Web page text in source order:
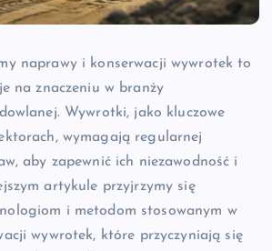
naprawy i konserwacji wywrotek to
na znaczeniu w branży
Wywrotki, jako kluczowe
wymagają regularnej
aby zapewnić ich niezawodność i
artykule przyjrzymy się
i metodom stosowanym w
wywrotek, które przyczyniają się